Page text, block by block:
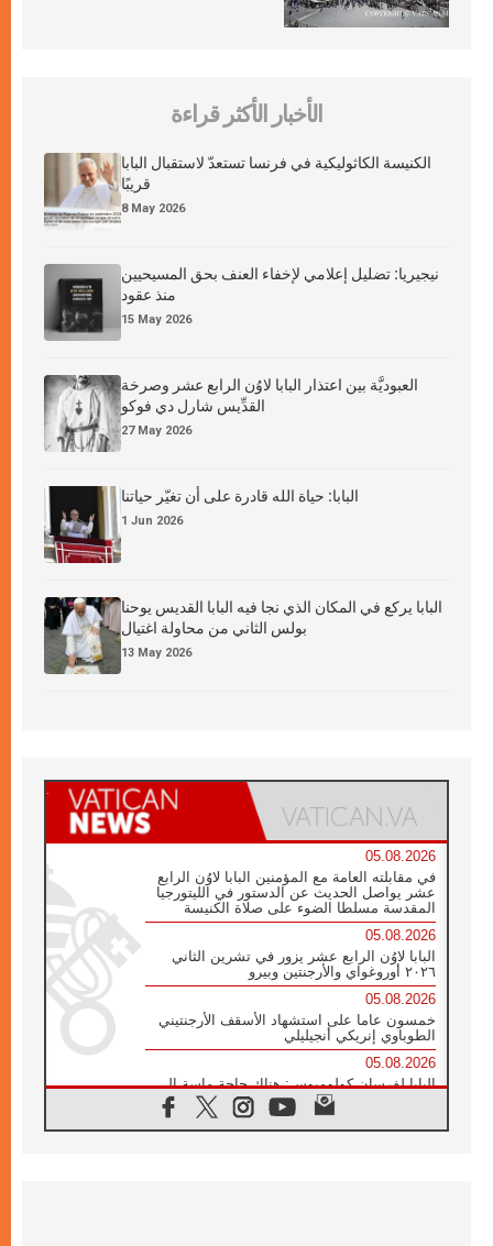
الأخبار الأكثر قراءة
الكنيسة الكاثوليكية في فرنسا تستعدّ لاستقبال البابا
قريبًا
8 May 2026
نيجيريا: تضليل إعلامي لإخفاء العنف بحق المسيحيين
منذ عقود
15 May 2026
العبوديَّة بين اعتذار البابا لاوُن الرابع عشر وصرخة
القدِّيس شارل دي فوكو
27 May 2026
البابا: حياة الله قادرة على أن تغيّر حياتنا
1 Jun 2026
البابا يركع في المكان الذي نجا فيه البابا القديس يوحنا
بولس الثاني من محاولة اغتيال
13 May 2026
05.08.2026
في مقابلته العامة مع المؤمنين البابا لاوُن الرابع
عشر يواصل الحديث عن الدستور في الليتورجيا
المقدسة مسلطا الضوء على صلاة الكنيسة
05.08.2026
البابا لاوُن الرابع عشر يزور في تشرين الثاني
٢٠٢٦ أوروغواي والأرجنتين وبيرو
05.08.2026
خمسون عاما على استشهاد الأسقف الأرجنتيني
الطوباوي إنريكي أنجيليلي
05.08.2026
البابا لفرسان كولومبوس: هناك حاجة ماسة إلى
أنبياء تناغم يسعون إلى بناء الجسور
04.08.2026